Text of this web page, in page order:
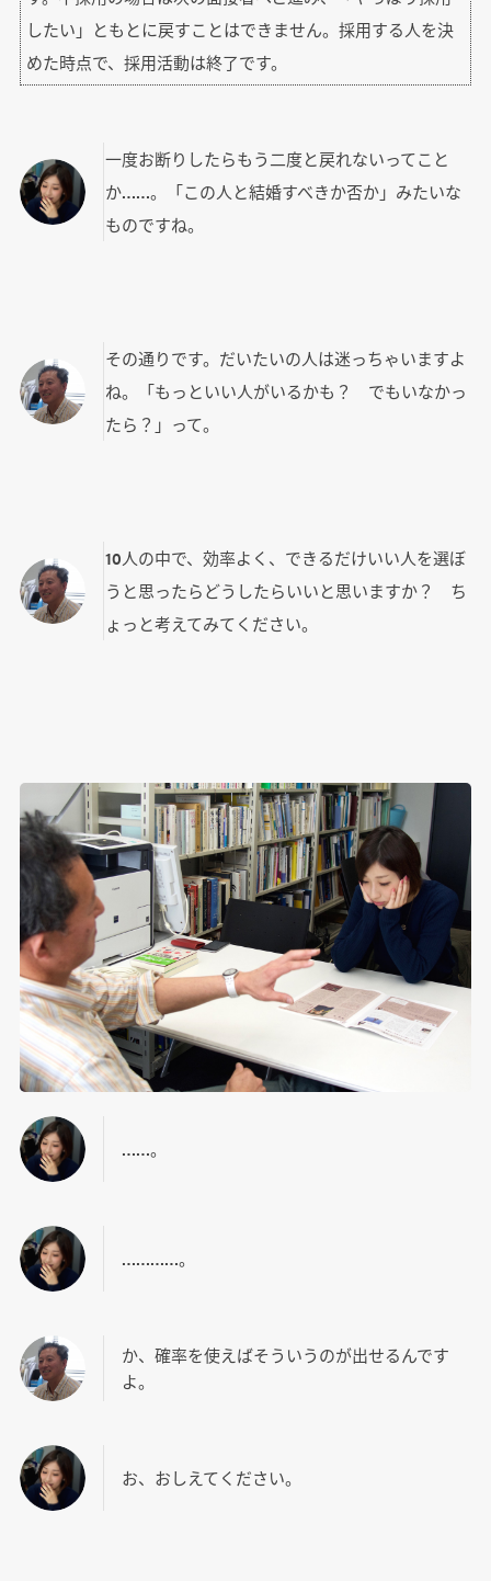
したい」ともとに戻すことはできません。採用する人を決
めた時点で、採用活動は終了です。
一度お断りしたらもう二度と戻れないってこと
か……。「この人と結婚すべきか否か」みたいな
ものですね。
その通りです。だいたいの人は迷っちゃいますよ
ね。「もっといい人がいるかも？ でもいなかっ
たら？」って。
10人の中で、効率よく、できるだけいい人を選ぼ
うと思ったらどうしたらいいと思いますか？ ち
ょっと考えてみてください。
……。
…………。
か、確率を使えばそういうのが出せるんです
よ。
お、おしえてください。